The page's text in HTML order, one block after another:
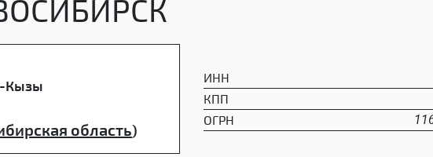
Кызы
область)
ИНН
КПП
ОГРН